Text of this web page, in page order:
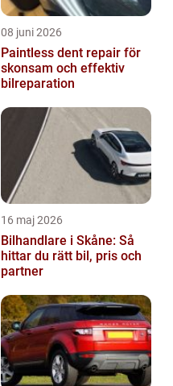
08 juni 2026
Paintless dent repair för
skonsam och effektiv
bilreparation
16 maj 2026
Bilhandlare i Skåne: Så
hittar du rätt bil, pris och
partner